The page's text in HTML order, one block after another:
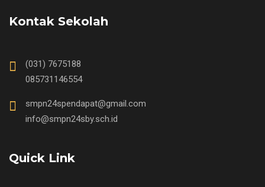
Kontak Sekolah
(031) 7675188
085731146554
smpn24spendapat@gmail.com
info@smpn24sby.sch.id
Quick Link